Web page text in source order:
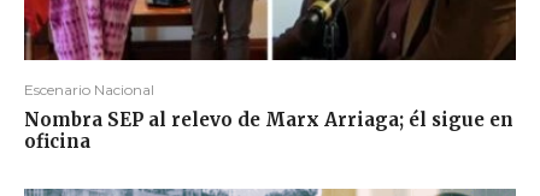
Escenario Nacional
Nombra SEP al relevo de Marx Arriaga; él sigue en
oficina